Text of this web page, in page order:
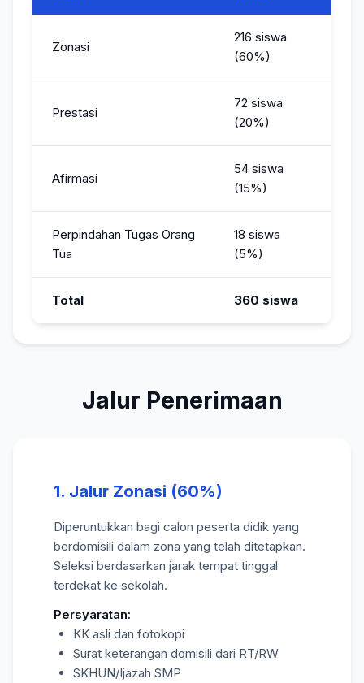
Zonasi
216 siswa
(60%)
Prestasi
72 siswa
(20%)
Afirmasi
54 siswa
(15%)
Perpindahan Tugas Orang
Tua
18 siswa
(5%)
Total 360 siswa
Jalur Penerimaan
1. Jalur Zonasi (60%)
Diperuntukkan bagi calon peserta didik yang
berdomisili dalam zona yang telah ditetapkan.
Seleksi berdasarkan jarak tempat tinggal
terdekat ke sekolah.
Persyaratan:
KK asli dan fotokopi
Surat keterangan domisili dari RT/RW
SKHUN/Ijazah SMP